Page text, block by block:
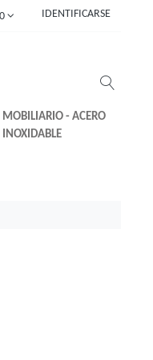
0 IDENTIFICARSE
MOBILIARIO - ACERO
INOXIDABLE